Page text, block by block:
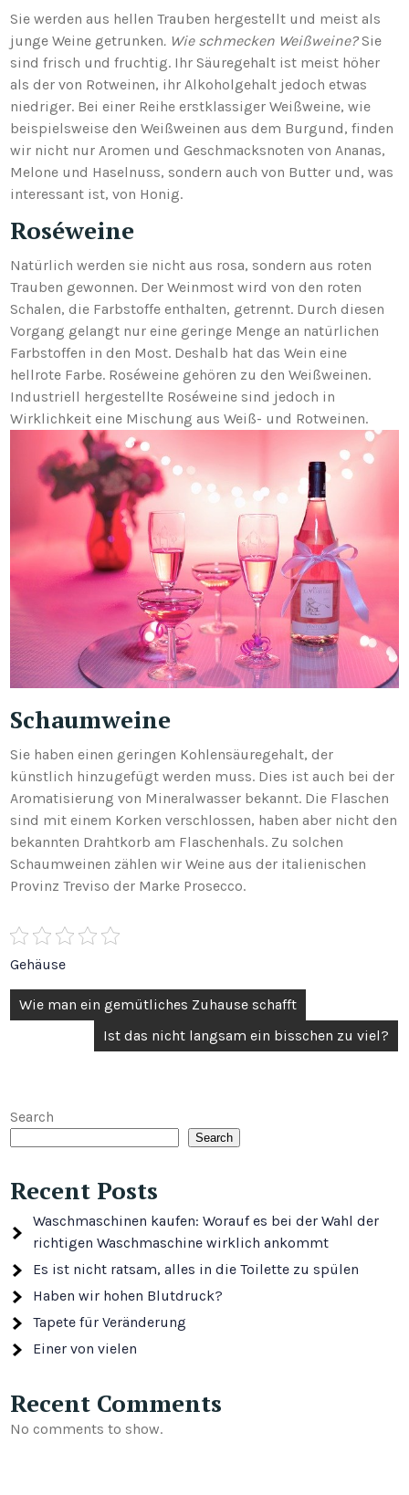
Sie werden aus hellen Trauben hergestellt und meist als
junge Weine getrunken. Wie schmecken Weißweine?Sie
sind frisch und fruchtig. Ihr Säuregehalt ist meist höher
als der von Rotweinen, ihr Alkoholgehalt jedoch etwas
niedriger. Bei einer Reihe erstklassiger Weißweine, wie
beispielsweise den Weißweinen aus dem Burgund, finden
wir nicht nur Aromen und Geschmacksnoten von Ananas,
Melone und Haselnuss, sondern auch von Butter und, was
interessant ist, von Honig.
Roséweine
Natürlich werden sie nicht aus rosa, sondern aus roten
Trauben gewonnen. Der Weinmost wird von den roten
Schalen, die Farbstoffe enthalten, getrennt. Durch diesen
Vorgang gelangt nur eine geringe Menge an natürlichen
Farbstoffen in den Most. Deshalb hat das Wein eine
hellrote Farbe. Roséweine gehören zu den Weißweinen.
Industriell hergestellte Roséweine sind jedoch in
Wirklichkeit eine Mischung aus Weiß- und Rotweinen.
Schaumweine
Sie haben einen geringen Kohlensäuregehalt, der
künstlich hinzugefügt werden muss. Dies ist auch bei der
Aromatisierung von Mineralwasser bekannt. Die Flaschen
sind mit einem Korken verschlossen, haben aber nicht den
bekannten Drahtkorb am Flaschenhals. Zu solchen
Schaumweinen zählen wir Weine aus der italienischen
Provinz Treviso der Marke Prosecco.
Gehäuse
Post
navigation
Wie man ein gemütliches Zuhause schafft
Ist das nicht langsam ein bisschen zu viel?
Search
Search
Recent Posts
Waschmaschinen kaufen: Worauf es bei der Wahl der
richtigen Waschmaschine wirklich ankommt
Es ist nicht ratsam, alles in die Toilette zu spülen
Haben wir hohen Blutdruck?
Tapete für Veränderung
Einer von vielen
Recent Comments
No comments to show.